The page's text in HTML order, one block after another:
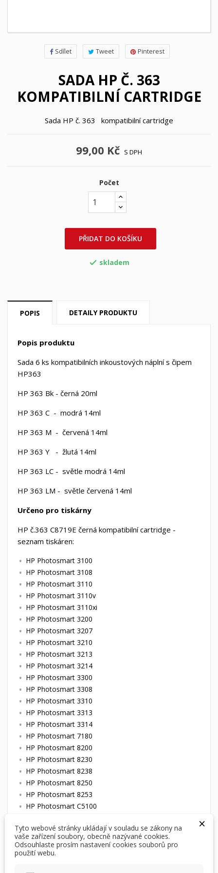
Sdílet Tweet Pinterest
SADA HP Č. 363
KOMPATIBILNÍ CARTRIDGE
Sada HP č. 363 kompatibilní cartridge
99,00 Kč S DPH
Počet
PŘIDAT DO KOŠÍKU
 skladem
POPIS DETAILY PRODUKTU
Popis produktu
Sada 6 ks kompatibilních inkoustových náplní s čipem
HP363
HP 363 Bk - černá 20ml
HP 363 C - modrá 14ml
HP 363 M - červená 14ml
HP 363 Y - žlutá 14ml
HP 363 LC - světle modrá 14ml
HP 363 LM - světle červená 14ml
Určeno pro tiskárny
HP č.363 C8719E černá kompatibilní cartridge -
seznam tiskáren:
HP Photosmart 3100
HP Photosmart 3108
HP Photosmart 3110
HP Photosmart 3110v
HP Photosmart 3110xi
HP Photosmart 3200
HP Photosmart 3207
HP Photosmart 3210
HP Photosmart 3213
HP Photosmart 3214
HP Photosmart 3300
HP Photosmart 3308
HP Photosmart 3310
HP Photosmart 3313
HP Photosmart 3314
HP Photosmart 7180
HP Photosmart 8200
HP Photosmart 8230
HP Photosmart 8238
HP Photosmart 8250
HP Photosmart 8253
HP Photosmart C5100
HP Photosmart C5150
HP Photosmart C5170
HP Photosmart C5173
×
Tyto webové stránky ukládají v souladu se zákony na
vaše zařízení soubory, obecně nazývané cookies.
Odsouhlaste prosím nastavení cookies souborů pro
použití webu.